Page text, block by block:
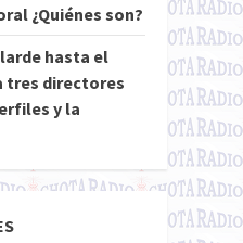
¿Quiénes son?
hasta el
tres directores
y la